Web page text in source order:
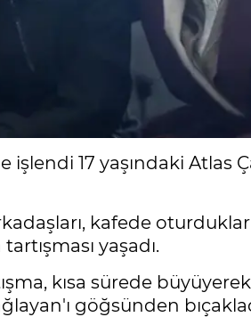
işlendi 17 yaşındaki Atlas
kafede
yaşadı.
kısa sürede büyüyerek
göğsünden